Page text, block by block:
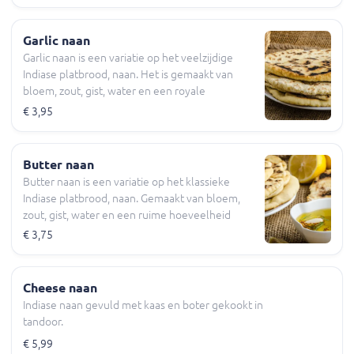
krijgt. Plain naan kan op zichzelf gegeten
worden, worden gebruikt om curry's of andere
tandoori gerechten mee op te scheppen, of
gebruikt worden als wrap voor vlees, groenten
en andere vullingen.
Garlic naan
Garlic naan is een variatie op het veelzijdige
Indiase platbrood, naan. Het is gemaakt van
bloem, zout, gist, water en een royale
hoeveelheid verse knoflook, die het brood zijn
zacht, pluizig interieur.
€ 3,95
Butter naan
Butter naan is een variatie op het klassieke
Indiase platbrood, naan. Gemaakt van bloem,
zout, gist, water en een ruime hoeveelheid
boter, heeft dit brood een rijke, boterachtige
zachte, luchtige binnenkant die het de
begeleiding maakt bij elke maaltijd.
€ 3,75
Cheese naan
Indiase naan gevuld met kaas en boter gekookt in
tandoor.
€ 5,99